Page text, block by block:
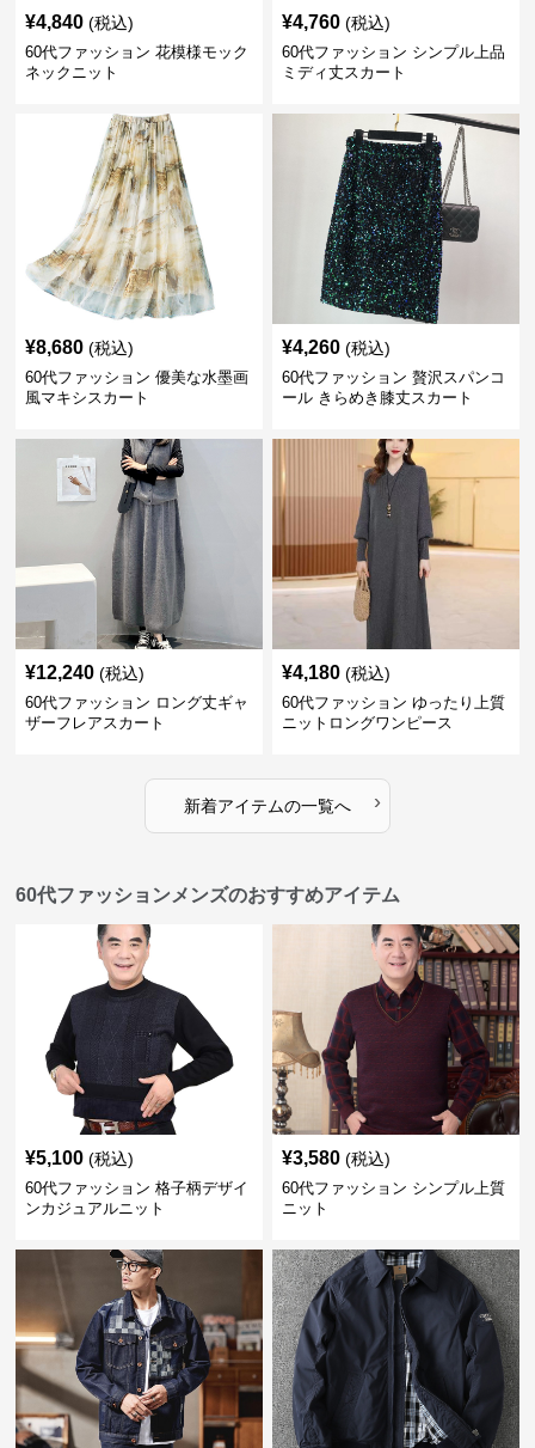
¥4,840 (税込)
60代ファッション 花模様モック
ネックニット
¥4,760 (税込)
60代ファッション シンプル上品
ミディ丈スカート
¥8,680 (税込)
60代ファッション 優美な水墨画
風マキシスカート
¥4,260 (税込)
60代ファッション 贅沢スパンコ
ール きらめき膝丈スカート
¥12,240 (税込)
60代ファッション ロング丈ギャ
ザーフレアスカート
¥4,180 (税込)
60代ファッション ゆったり上質
ニットロングワンピース
新着アイテムの一覧へ ›
60代ファッションメンズのおすすめアイテム
¥5,100 (税込)
60代ファッション 格子柄デザイ
ンカジュアルニット
¥3,580 (税込)
60代ファッション シンプル上質
ニット